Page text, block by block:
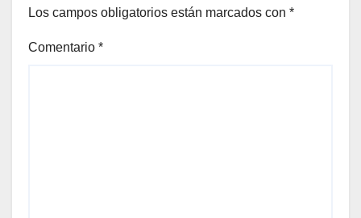
Los campos obligatorios están marcados con *
Comentario *